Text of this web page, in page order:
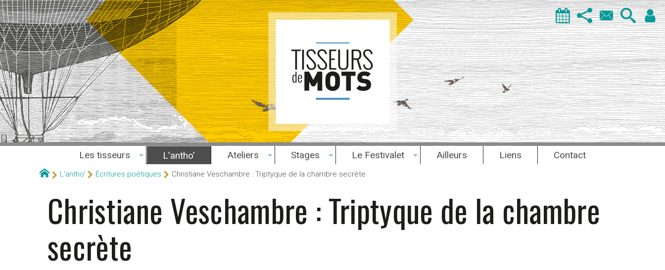
Les tisseurs L’antho’ Ateliers Stages Le Festivalet Ailleurs Liens Contact
L’antho’ Écritures poétiques Christiane Veschambre : Triptyque de la chambre secrète
Christiane Veschambre : Triptyque de la chambre
secrète